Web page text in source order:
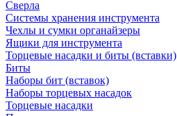
Сверла
Системы хранения инструмента
Чехлы и сумки органайзеры
Ящики для инструмента
Торцевые насадки и биты (вставки)
Биты
Наборы бит (вставок)
Наборы торцевых насадок
Торцевые насадки